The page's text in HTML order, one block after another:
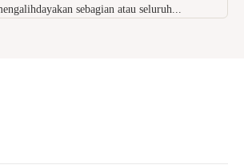
sebagian atau seluruh...